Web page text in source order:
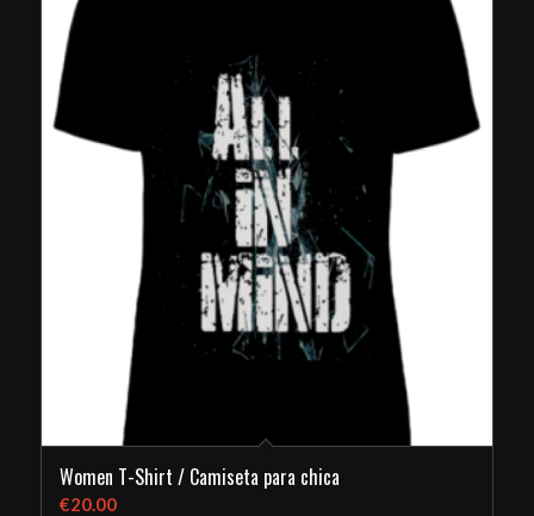
Women T-Shirt / Camiseta para chica
€20.00